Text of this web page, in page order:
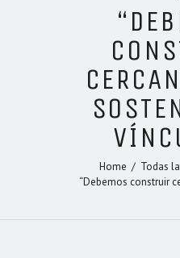
Home Todas
“Debemos construir